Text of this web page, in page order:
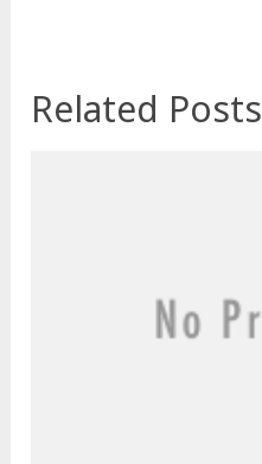
Related Posts